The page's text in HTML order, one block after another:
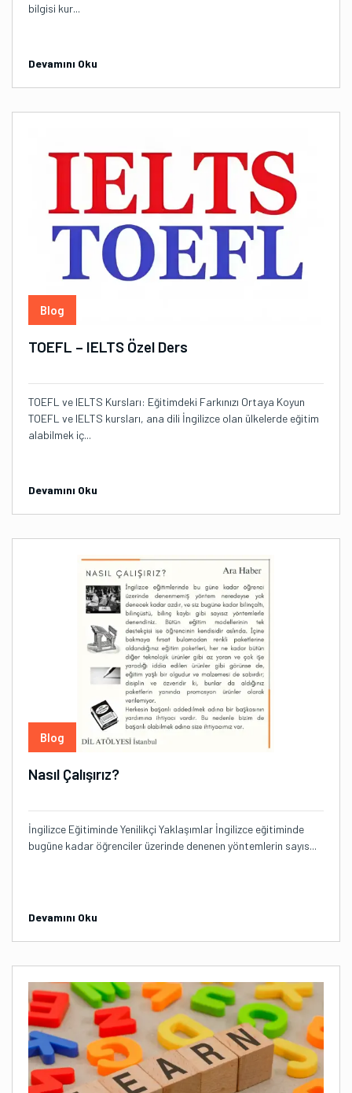
bilgisi kur...
Devamını Oku
Blog
TOEFL – IELTS Özel Ders
TOEFL ve IELTS Kursları: Eğitimdeki Farkınızı Ortaya Koyun
TOEFL ve IELTS kursları, ana dili İngilizce olan ülkelerde eğitim
alabilmek iç...
Devamını Oku
Blog
Nasıl Çalışırız?
İngilizce Eğitiminde Yenilikçi Yaklaşımlar İngilizce eğitiminde
bugüne kadar öğrenciler üzerinde denenen yöntemlerin sayıs...
Devamını Oku